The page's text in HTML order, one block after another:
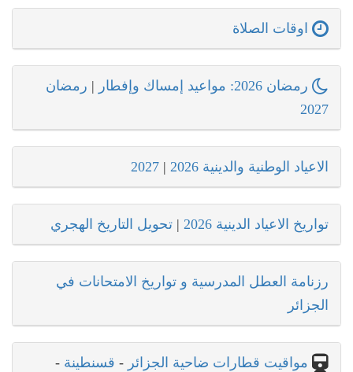
اوقات الصلاة
رمضان 2026: مواعيد إمساك وإفطار | رمضان
2027
الاعياد الوطنية والدينية 2026 |
2027
تواريخ الاعياد الدينية 2026 | تحويل التاريخ الهجري
رزنامة العطل المدرسية و تواريخ الامتحانات في
الجزائر
مواقيت قطارات ضاحية الجزائر - قسنطينة -